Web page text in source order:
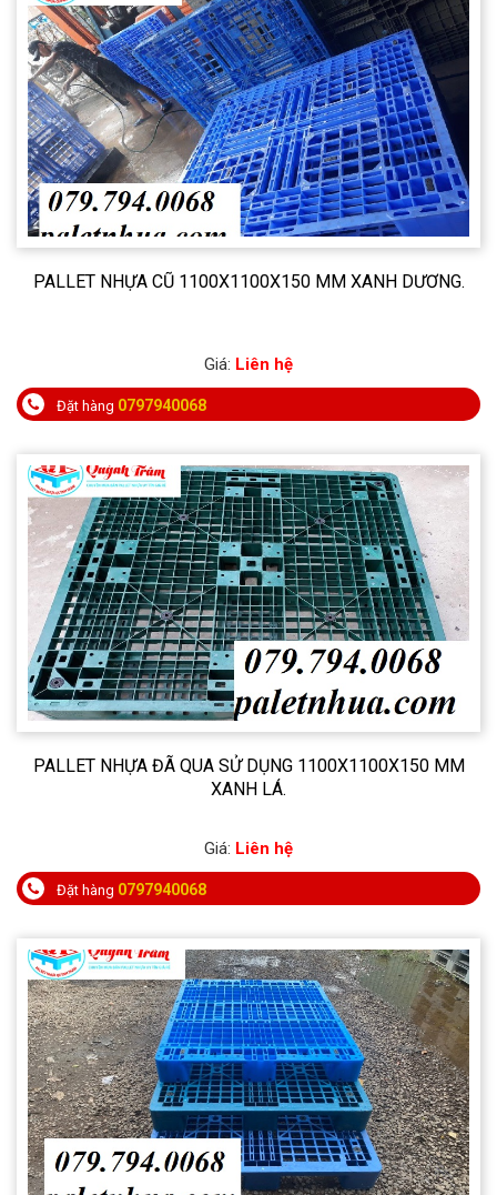
PALLET NHỰA CŨ 1100X1100X150 MM XANH DƯƠNG.
Giá: Liên hệ
Đặt hàng 0797940068
PALLET NHỰA ĐÃ QUA SỬ DỤNG 1100X1100X150 MM
XANH LÁ.
Giá: Liên hệ
Đặt hàng 0797940068